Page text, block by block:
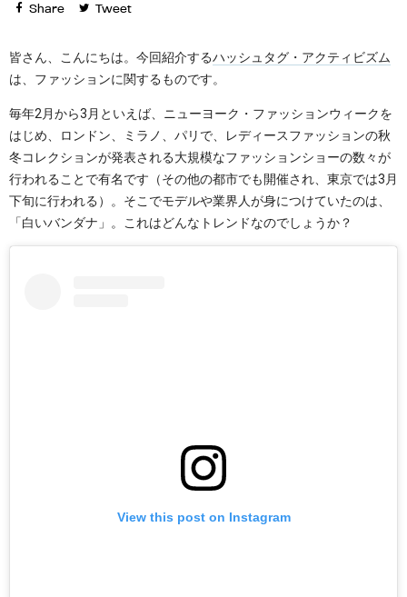
Share Tweet
皆さん、こんにちは。今回紹介するハッシュタグ・アクティビズム
は、ファッションに関するものです。
毎年2月から3月といえば、ニューヨーク・ファッションウィークを
はじめ、ロンドン、ミラノ、パリで、レディースファッションの秋
冬コレクションが発表される大規模なファッションショーの数々が
行われることで有名です（その他の都市でも開催され、東京では3月
下旬に行われる）。そこでモデルや業界人が身につけていたのは、
「白いバンダナ」。これはどんなトレンドなのでしょうか？
View this post on Instagram